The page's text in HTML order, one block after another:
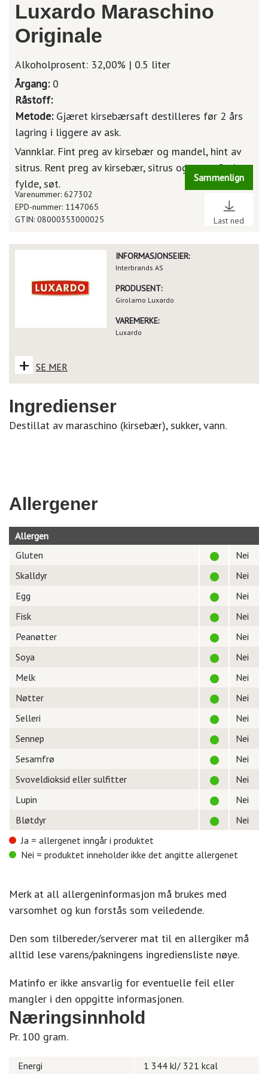
Luxardo Maraschino
Originale
Alkoholprosent: 32,00% | 0.5 liter
Årgang:0
Råstoff:
Metode:Gjæret kirsebærsaft destilleres før 2 års
lagring i liggere av ask.
Vannklar. Fint preg av kirsebær og mandel, hint av
sitrus. Rent preg av kirsebær, sitrus og urter. God
fylde, søt.
Sammenlign
Last ned
Varenummer: 627302
EPD-nummer: 1147065
GTIN: 08000353000025
INFORMASJONSEIER:
Interbrands AS
PRODUSENT:
Girolamo Luxardo
VAREMERKE:
Luxardo
+ SE MER
Ingredienser
Destillat av maraschino (kirsebær), sukker, vann.
Allergener
Allergen
Gluten
Nei
Skalldyr
Nei
Egg
Nei
Fisk
Nei
Peanøtter
Nei
Soya
Nei
Melk
Nei
Nøtter
Nei
Selleri
Nei
Sennep
Nei
Sesamfrø
Nei
Svoveldioksid eller sulfitter
Nei
Lupin
Nei
Bløtdyr
Nei
Ja = allergenet inngår i produktet
Nei = produktet inneholder ikke det angitte allergenet
Merk at all allergeninformasjon må brukes med
varsomhet og kun forstås som veiledende.
Den som tilbereder/serverer mat til en allergiker må
alltid lese varens/pakningens ingrediensliste nøye.
Matinfo er ikke ansvarlig for eventuelle feil eller
mangler i den oppgitte informasjonen.
Næringsinnhold
Pr. 100 gram.
Energi 1 344 kJ/ 321 kcal